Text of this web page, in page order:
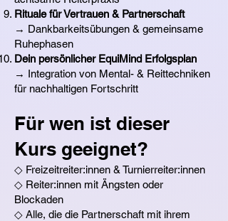
Rituale für Vertrauen & Partnerschaft
→ Dankbarkeitsübungen & gemeinsame
Ruhephasen
Dein persönlicher EquiMind Erfolgsplan
→ Integration von Mental- & Reittechniken
für nachhaltigen Fortschritt
Für wen ist dieser
Kurs geeignet?
◇ Freizeitreiter:innen & Turnierreiter:innen
◇ Reiter:innen mit Ängsten oder
Blockaden
◇ Alle, die die Partnerschaft mit ihrem